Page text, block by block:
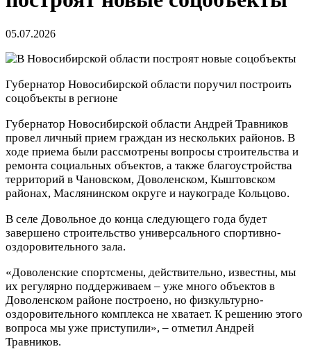
05.07.2026
Губернатор Новосибирской области поручил построить
соцобъекты в регионе
Губернатор Новосибирской области Андрей Травников
провел личный прием граждан из нескольких районов. В
ходе приема были рассмотрены вопросы строительства и
ремонта социальных объектов, а также благоустройства
территорий в Чановском, Доволенском, Кыштовском
районах, Маслянинском округе и наукограде Кольцово.
В селе Довольное до конца следующего года будет
завершено строительство универсального спортивно-
оздоровительного зала.
«Доволенские спортсмены, действительно, известны, мы
их регулярно поддерживаем – уже много объектов в
Доволенском районе построено, но физкультурно-
оздоровительного комплекса не хватает. К решению этого
вопроса мы уже приступили», – отметил Андрей
Травников.